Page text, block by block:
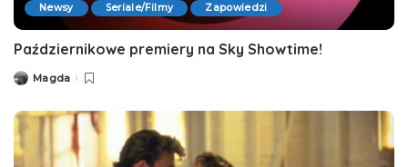
Newsy Seriale/Filmy Zapowiedzi
Październikowe premiery na Sky Showtime!
PostedMagda